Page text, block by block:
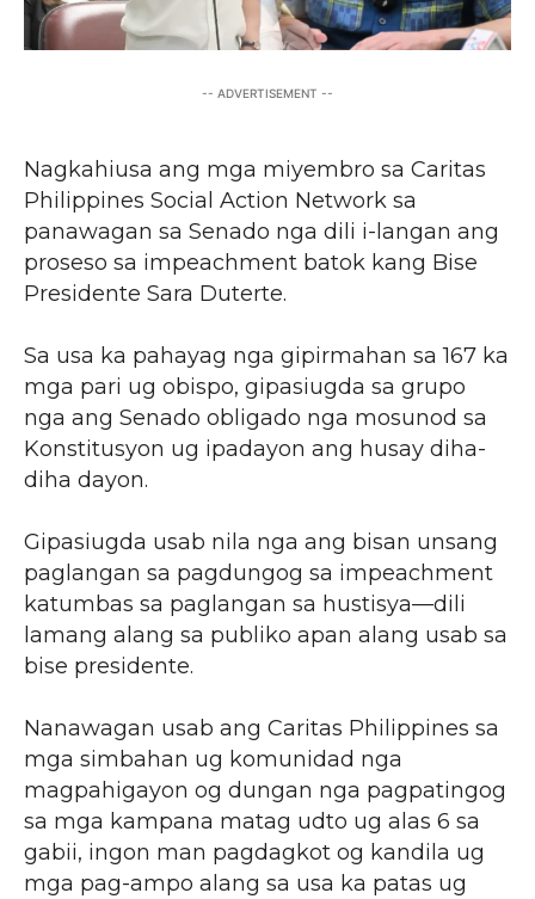
-- ADVERTISEMENT --
Nagkahiusa ang mga miyembro sa Caritas
Philippines Social Action Network sa
panawagan sa Senado nga dili i-langan ang
proseso sa impeachment batok kang Bise
Presidente Sara Duterte.
Sa usa ka pahayag nga gipirmahan sa 167 ka
mga pari ug obispo, gipasiugda sa grupo
nga ang Senado obligado nga mosunod sa
Konstitusyon ug ipadayon ang husay diha-
diha dayon.
Gipasiugda usab nila nga ang bisan unsang
paglangan sa pagdungog sa impeachment
katumbas sa paglangan sa hustisya—dili
lamang alang sa publiko apan alang usab sa
bise presidente.
Nanawagan usab ang Caritas Philippines sa
mga simbahan ug komunidad nga
magpahigayon og dungan nga pagpatingog
sa mga kampana matag udto ug alas 6 sa
gabii, ingon man pagdagkot og kandila ug
mga pag-ampo alang sa usa ka patas ug